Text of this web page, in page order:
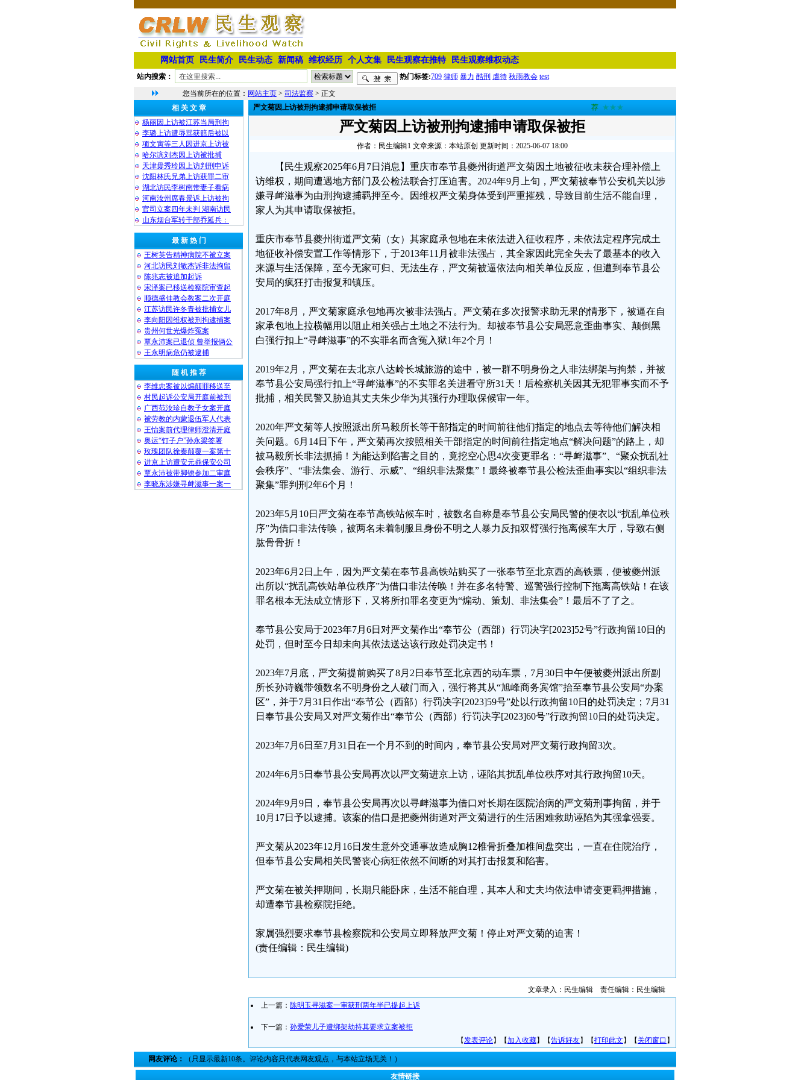
网站首页 民生简介 民生动态 新闻稿 维权经历 个人文集 民生观察在推特 民生观察维权动态
站内搜索： 热门标签:709 律师 暴力 酷刑 虐待 秋雨教会 test
您当前所在的位置： 网站主页 > 司法监察 > 正文
相 关 文 章
杨丽因上访被江苏当局刑拘
李璐上访遭辱骂获赔后被以
项文寅等三人因进京上访被
哈尔滨刘杰因上访被批捕
天津毋秀玲因上访判刑申诉
沈阳林氏兄弟上访获罪二审
湖北访民李树南带妻子看病
河南汝州席春景诉上访被拘
官司立案四年未判 湖南访民
山东烟台军转干部乔延兵：
最 新 热 门
王树英告精神病院不被立案
河北访民刘敏杰诉非法拘留
陈兆志被追加起诉
宋泽案已移送检察院审查起
顺德盛佳教会教案二次开庭
江苏访民许冬青被批捕女儿
李向阳因维权被刑拘逮捕案
贵州何世光爆炸冤案
覃永沛案已退侦 曾举报俩公
王永明病危仍被逮捕
随 机 推 荐
李维忠案被以煽颠罪移送至
村民起诉公安局开庭前被刑
广西范汝珍自教子女案开庭
被劳教的内蒙退伍军人代表
王怡案前代理律师澄清开庭
奥运“钉子户”孙永梁签署
玫瑰团队徐秦颠覆一案第十
进京上访遭安元鼎保安公司
覃永沛被带脚镣参加二审庭
李晓东涉嫌寻衅滋事一案一
严文菊因上访被刑拘逮捕申请取保被拒 荐 ★★★
严文菊因上访被刑拘逮捕申请取保被拒
作者：民生编辑1 文章来源：本站原创 更新时间：2025-06-07 18:00
【民生观察2025年6月7日消息】重庆市奉节县夔州街道严文菊因土地被征收未获合理补偿上
访维权，期间遭遇地方部门及公检法联合打压迫害。2024年9月上旬，严文菊被奉节公安机关以涉
嫌寻衅滋事为由刑拘逮捕羁押至今。因维权严文菊身体受到严重摧残，导致目前生活不能自理，
家人为其申请取保被拒。
重庆市奉节县夔州街道严文菊（女）其家庭承包地在未依法进入征收程序，未依法定程序完成土
地征收补偿安置工作等情形下，于2013年11月被非法强占，其全家因此完全失去了最基本的收入
来源与生活保障，至今无家可归、无法生存，严文菊被逼依法向相关单位反应，但遭到奉节县公
安局的疯狂打击报复和镇压。
2017年8月，严文菊家庭承包地再次被非法强占。严文菊在多次报警求助无果的情形下，被逼在自
家承包地上拉横幅用以阻止相关强占土地之不法行为。却被奉节县公安局恶意歪曲事实、颠倒黑
白强行扣上“寻衅滋事”的不实罪名而含冤入狱1年2个月！
2019年2月，严文菊在去北京八达岭长城旅游的途中，被一群不明身份之人非法绑架与拘禁，并被
奉节县公安局强行扣上“寻衅滋事”的不实罪名关进看守所31天！后检察机关因其无犯罪事实而不予
批捕，相关民警又胁迫其丈夫朱少华为其强行办理取保候审一年。
2020年严文菊等人按照派出所马毅所长等干部指定的时间前往他们指定的地点去等待他们解决相
关问题。6月14日下午，严文菊再次按照相关干部指定的时间前往指定地点“解决问题”的路上，却
被马毅所长非法抓捕！为能达到陷害之目的，竟挖空心思4次变更罪名：“寻衅滋事”、“聚众扰乱社
会秩序”、“非法集会、游行、示威”、“组织非法聚集”！最终被奉节县公检法歪曲事实以“组织非法
聚集”罪判刑2年6个月！
2023年5月10日严文菊在奉节高铁站候车时，被数名自称是奉节县公安局民警的便衣以“扰乱单位秩
序”为借口非法传唤，被两名未着制服且身份不明之人暴力反扣双臂强行拖离候车大厅，导致右侧
肱骨骨折！
2023年6月2日上午，因为严文菊在奉节县高铁站购买了一张奉节至北京西的高铁票，便被夔州派
出所以“扰乱高铁站单位秩序”为借口非法传唤！并在多名特警、巡警强行控制下拖离高铁站！在该
罪名根本无法成立情形下，又将所扣罪名变更为“煽动、策划、非法集会”！最后不了了之。
奉节县公安局于2023年7月6日对严文菊作出“奉节公（西部）行罚决字[2023]52号”行政拘留10日的
处罚，但时至今日却未向其依法送达该行政处罚决定书！
2023年7月底，严文菊提前购买了8月2日奉节至北京西的动车票，7月30日中午便被夔州派出所副
所长孙诗巍带领数名不明身份之人破门而入，强行将其从“旭峰商务宾馆”抬至奉节县公安局“办案
区”，并于7月31日作出“奉节公（西部）行罚决字[2023]59号”处以行政拘留10日的处罚决定；7月31
日奉节县公安局又对严文菊作出“奉节公（西部）行罚决字[2023]60号”行政拘留10日的处罚决定。
2023年7月6日至7月31日在一个月不到的时间内，奉节县公安局对严文菊行政拘留3次。
2024年6月5日奉节县公安局再次以严文菊进京上访，诬陷其扰乱单位秩序对其行政拘留10天。
2024年9月9日，奉节县公安局再次以寻衅滋事为借口对长期在医院治病的严文菊刑事拘留，并于
10月17日予以逮捕。该案的借口是把夔州街道对严文菊进行的生活困难救助诬陷为其强拿强要。
严文菊从2023年12月16日发生意外交通事故造成胸12椎骨折叠加椎间盘突出，一直在住院治疗，
但奉节县公安局相关民警丧心病狂依然不间断的对其打击报复和陷害。
严文菊在被关押期间，长期只能卧床，生活不能自理，其本人和丈夫均依法申请变更羁押措施，
却遭奉节县检察院拒绝。
家属强烈要求奉节县检察院和公安局立即释放严文菊！停止对严文菊的迫害！
(责任编辑：民生编辑)
文章录入：民生编辑 责任编辑：民生编辑
上一篇： 陈明玉寻滋案一审获刑两年半已提起上诉
下一篇： 孙爱荣儿子遭绑架劫持其要求立案被拒
【发表评论】【加入收藏】【告诉好友】【打印此文 】【 关闭窗口 】
网友评论： （只显示最新10条。评论内容只代表网友观点，与本站立场无关！）
友情链接